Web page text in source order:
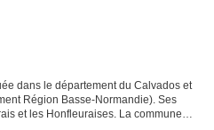
dans le département du Calvados et
Région Basse-Normandie). Ses
et les Honfleuraises. La commune